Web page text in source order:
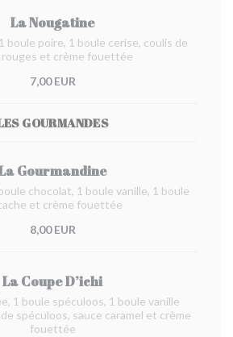
La Nougatine
boule poire, 1 boule cerise, coulis de
et crème fouettée
7,00 EUR
GOURMANDES
Gourmandine
chocolat, 1 boule vanille, 1 boule
et crème fouettée
8,00 EUR
La Coupe D’ichi
1 boule spéculoos, 1 boule vanille
spéculoos, sauce caramel et crème
fouettée